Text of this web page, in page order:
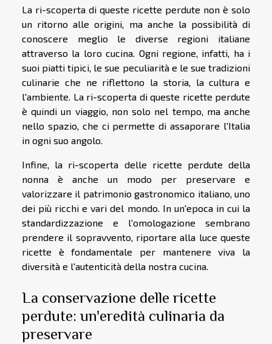
La ri-scoperta di queste ricette perdute non è solo
un ritorno alle origini, ma anche la possibilità di
conoscere meglio le diverse regioni italiane
attraverso la loro cucina. Ogni regione, infatti, ha i
suoi piatti tipici, le sue peculiarità e le sue tradizioni
culinarie che ne riflettono la storia, la cultura e
l'ambiente. La ri-scoperta di queste ricette perdute
è quindi un viaggio, non solo nel tempo, ma anche
nello spazio, che ci permette di assaporare l'Italia
in ogni suo angolo.
Infine, la ri-scoperta delle ricette perdute della
nonna è anche un modo per preservare e
valorizzare il patrimonio gastronomico italiano, uno
dei più ricchi e vari del mondo. In un'epoca in cui la
standardizzazione e l'omologazione sembrano
prendere il sopravvento, riportare alla luce queste
ricette è fondamentale per mantenere viva la
diversità e l'autenticità della nostra cucina.
La conservazione delle ricette
perdute: un'eredità culinaria da
preservare